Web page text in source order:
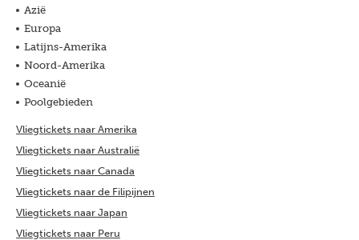
Azië
Europa
Latijns-Amerika
Noord-Amerika
Oceanië
Poolgebieden
Vliegtickets naar Amerika
Vliegtickets naar Australië
Vliegtickets naar Canada
Vliegtickets naar de Filipijnen
Vliegtickets naar Japan
Vliegtickets naar Peru